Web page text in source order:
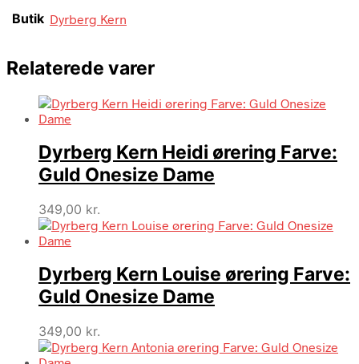
Butik Dyrberg Kern
Relaterede varer
Dyrberg Kern Heidi ørering Farve:
Guld Onesize Dame
349,00 kr.
Dyrberg Kern Louise ørering Farve:
Guld Onesize Dame
349,00 kr.